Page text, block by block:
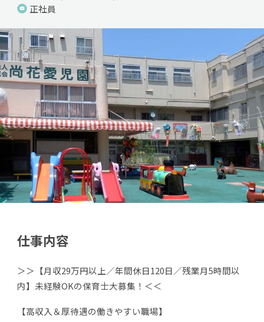
正社員
仕事内容
＞＞【月収29万円以上／年間休日120日／残業月5時間以
内】未経験OKの保育士大募集！＜＜
【高収入＆厚待遇の働きやすい職場】